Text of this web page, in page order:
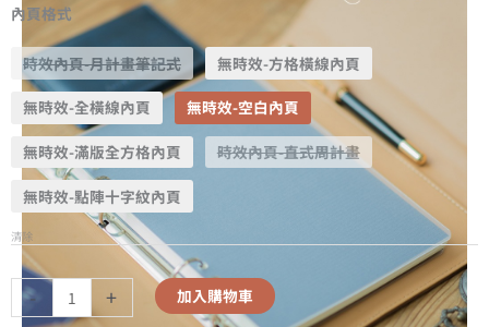
內頁格式
時效內頁-月計畫筆記式 無時效-方格橫線內頁
無時效-全橫線內頁 無時效-空白內頁
無時效-滿版全方格內頁 時效內頁-直式周計畫
無時效-點陣十字紋內頁
清除
- + 加入購物車